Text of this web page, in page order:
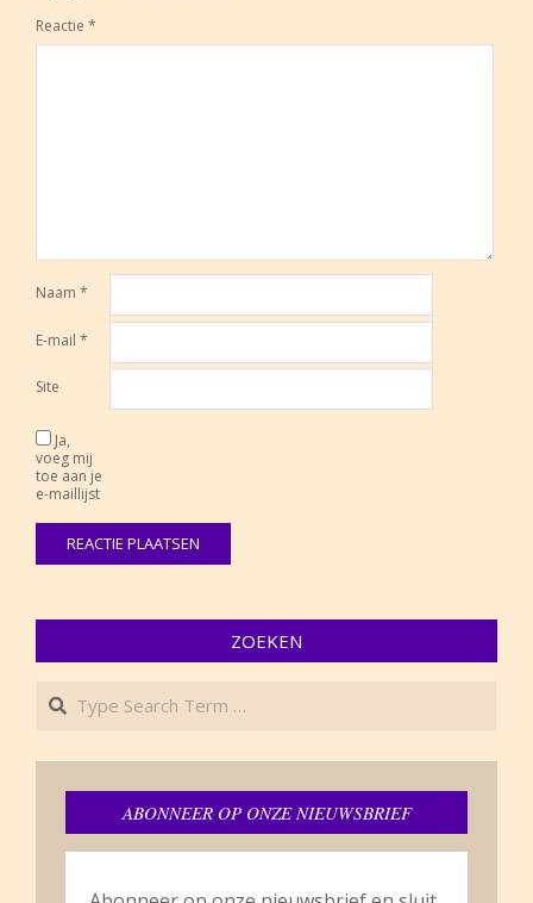
Reactie *
Naam *
E-mail *
Site
Ja,
voeg mij
toe aan je
e-maillijst
ZOEKEN
Search
ABONNEER OP ONZE NIEUWSBRIEF